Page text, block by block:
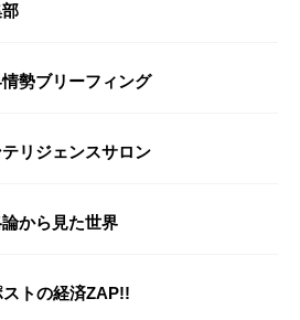
勢ブリーフィング
リジェンスサロン
から見た世界
トの経済ZAP!!